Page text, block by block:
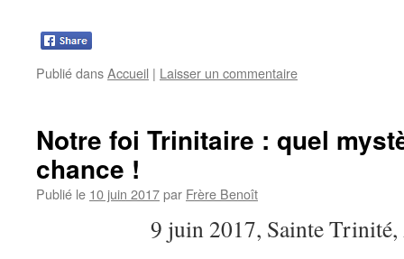
Publié dansAccueil | Laisser un commentaire
Notre foi Trinitaire : quel
chance !
Publié le 10 juin 2017par Frère Benoît
9 juin 2017, Sainte